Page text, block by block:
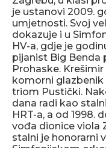
je ustanovi 2009.
umjetnosti. Svoj
dokazuje i u
HV-a, gdje je
pijanist Big Benda
Prohaske.
komorni
triom Pustički.
dana radi kao
HRT-a, a od 1998.
vođa dionice viola
stalni je honorarni